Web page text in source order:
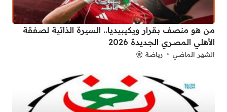
من هو منصف بقرار ويكيبيديا.. السيرة الذاتية لصفقة
الأهلي المصري الجديدة 2026
الشهر الماضي رياضة